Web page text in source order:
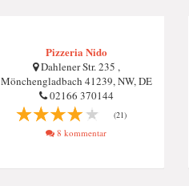
Pizzeria Nido
Dahlener Str. 235 ,
Mönchengladbach 41239, NW, DE
02166 370144
(21)
8 kommentar